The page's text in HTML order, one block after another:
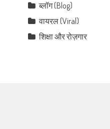
ब्लॉग (Blog)
वायरल (Viral)
शिक्षा और रोज़गार